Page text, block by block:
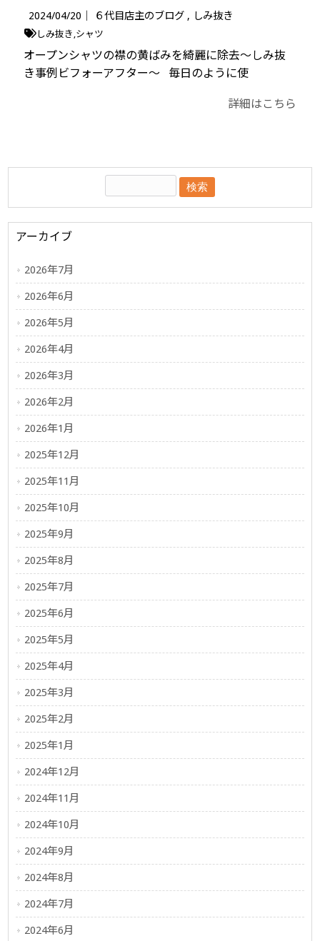
2024/04/20｜ ６代目店主のブログ しみ抜き
しみ抜き シャツ
オープンシャツの襟の黄ばみを綺麗に除去～しみ抜
き事例ビフォーアフター～ 毎日のように使
詳細はこちら
アーカイブ
2026年7月
2026年6月
2026年5月
2026年4月
2026年3月
2026年2月
2026年1月
2025年12月
2025年11月
2025年10月
2025年9月
2025年8月
2025年7月
2025年6月
2025年5月
2025年4月
2025年3月
2025年2月
2025年1月
2024年12月
2024年11月
2024年10月
2024年9月
2024年8月
2024年7月
2024年6月